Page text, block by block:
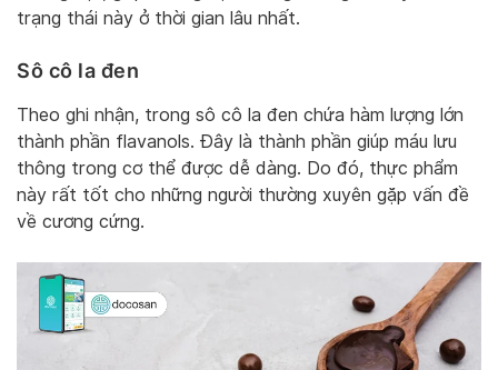
trạng thái này ở thời gian lâu nhất.
Sô cô la đen
Theo ghi nhận, trong sô cô la đen chứa hàm lượng lớn
thành phần flavanols. Đây là thành phần giúp máu lưu
thông trong cơ thể được dễ dàng. Do đó, thực phẩm
này rất tốt cho những người thường xuyên gặp vấn đề
về cương cứng.